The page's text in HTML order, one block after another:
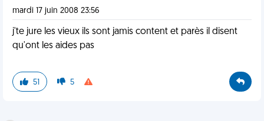
mardi 17 juin 2008 23:56
j'te jure les vieux ils sont jamis content et parès il disent
qu'ont les aides pas
51 5